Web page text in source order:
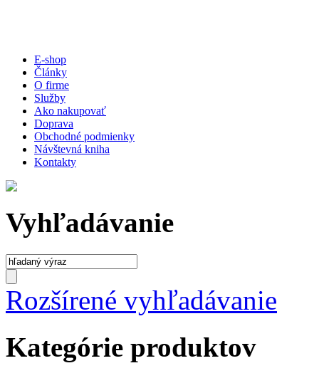
E-shop
Články
O firme
Služby
Ako nakupovať
Doprava
Obchodné podmienky
Návštevná kniha
Kontakty
Vyhľadávanie
Rozšírené vyhľadávanie
Kategórie produktov